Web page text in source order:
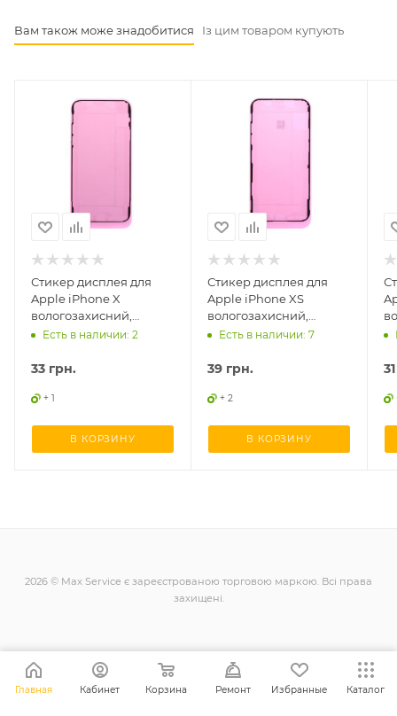
Вам також може знадобитися Із цим товаром купують
Стикер дисплея для
Apple iPhone X
вологозахисний,
оригінал
Есть в наличии: 2
33 грн.
+ 1
В КОРЗИНУ
Стикер дисплея для
Apple iPhone XS
вологозахисний,
оригінал
Есть в наличии: 7
39 грн.
+ 2
В КОРЗИНУ
31
2026 © Max Service є зареєстрованою торговою маркою. Всі права
захищені.
+38 (098) 128-11-11
Главная Кабинет Корзина Ремонт Избранные Каталог